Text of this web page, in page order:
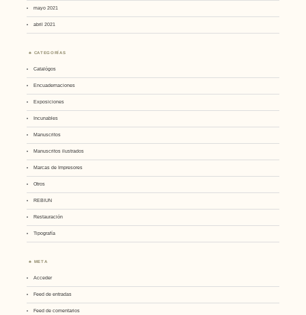
mayo 2021
abril 2021
CATEGORÍAS
Catalógos
Encuadernaciones
Exposiciones
Incunables
Manuscritos
Manuscritos ilustrados
Marcas de Impresores
Otros
REBIUN
Restauración
Tipografía
META
Acceder
Feed de entradas
Feed de comentarios